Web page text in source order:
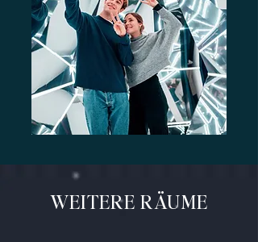
WEITERE RÄUME